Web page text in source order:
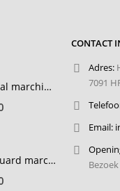
Dinkles Formal marching schoen passchoenen
Dinkles Vanguard marching schoen passchoenen
CONTACT
Adres:
7091
Email: